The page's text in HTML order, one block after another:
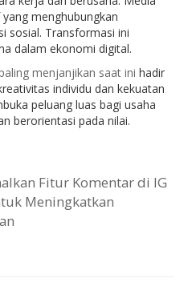
menghubungkan
sosial. Transformasi ini
dalam ekonomi digital.
menjanjikan saat ini hadir
individu dan kekuatan
peluang luas bagi usaha
berorientasi pada nilai.
Fitur Komentar di IG
Meningkatkan